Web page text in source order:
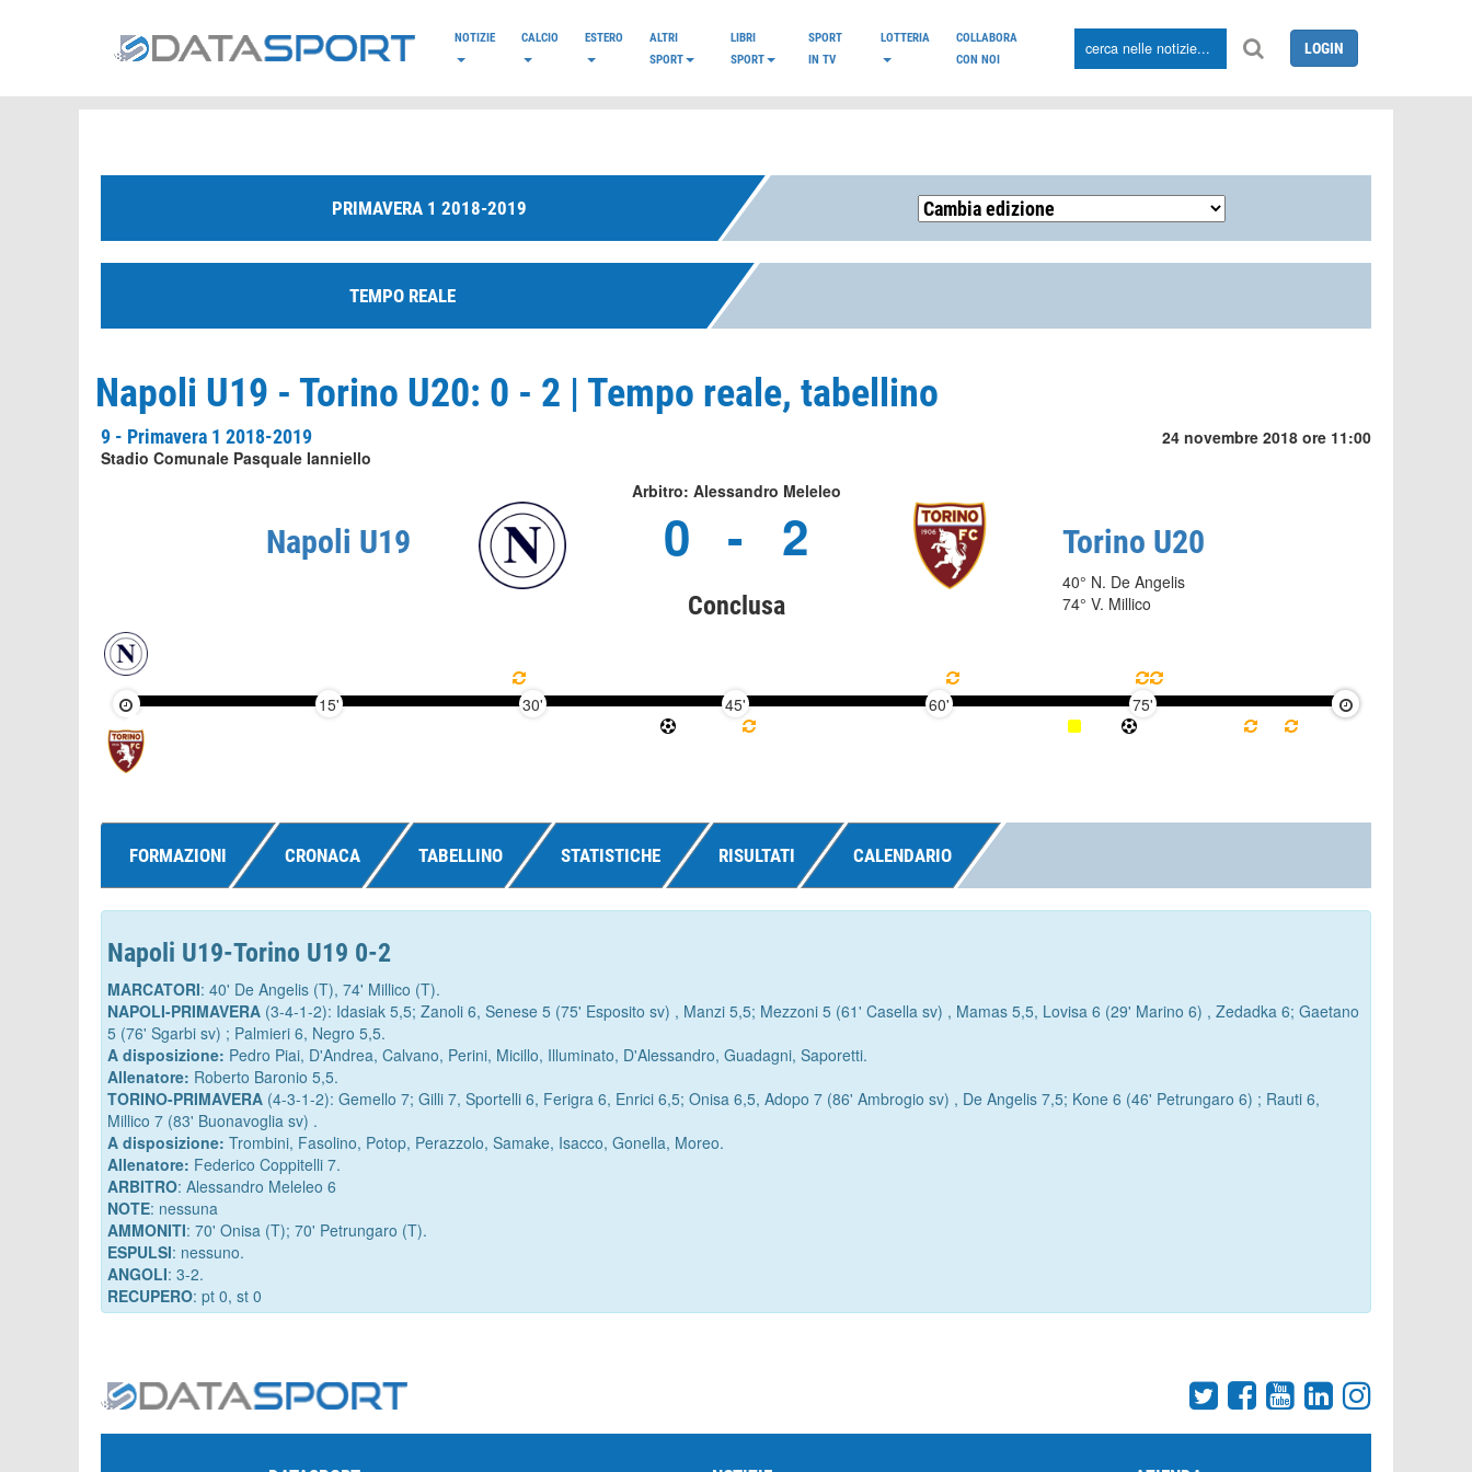
NOTIZIE CALCIO ESTERO
ALTRI
SPORT
LIBRI
SPORT
SPORT
IN TV
LOTTERIA
COLLABORA
CON NOI
LOGIN
PRIMAVERA 1 2018-2019
TEMPO REALE
Napoli U19 - Torino U20: 0 - 2 | Tempo reale, tabellino
9 - Primavera 1 2018-2019
Stadio Comunale Pasquale Ianniello
24 novembre 2018 ore 11:00
Arbitro: Alessandro Meleleo
Napoli U19 0 - 2
Conclusa
Torino U20
40° N. De Angelis
74° V. Millico
15' 30' 45' 60' 75' 90'
FORMAZIONI CRONACA TABELLINO STATISTICHE RISULTATI CALENDARIO
Napoli U19-Torino U19 0-2
MARCATORI: 40' De Angelis (T), 74' Millico (T).
NAPOLI-PRIMAVERA (3-4-1-2): Idasiak 5,5; Zanoli 6, Senese 5 (75' Esposito sv) , Manzi 5,5; Mezzoni 5 (61' Casella sv) , Mamas 5,5, Lovisa 6 (29' Marino 6) , Zedadka 6; Gaetano
5 (76' Sgarbi sv) ; Palmieri 6, Negro 5,5.
A disposizione: Pedro Piai, D'Andrea, Calvano, Perini, Micillo, Illuminato, D'Alessandro, Guadagni, Saporetti.
Allenatore: Roberto Baronio 5,5.
TORINO-PRIMAVERA (4-3-1-2): Gemello 7; Gilli 7, Sportelli 6, Ferigra 6, Enrici 6,5; Onisa 6,5, Adopo 7 (86' Ambrogio sv) , De Angelis 7,5; Kone 6 (46' Petrungaro 6) ; Rauti 6,
Millico 7 (83' Buonavoglia sv) .
A disposizione: Trombini, Fasolino, Potop, Perazzolo, Samake, Isacco, Gonella, Moreo.
Allenatore: Federico Coppitelli 7.
ARBITRO: Alessandro Meleleo 6
NOTE: nessuna
AMMONITI: 70' Onisa (T); 70' Petrungaro (T).
ESPULSI: nessuno.
ANGOLI: 3-2.
RECUPERO: pt 0, st 0